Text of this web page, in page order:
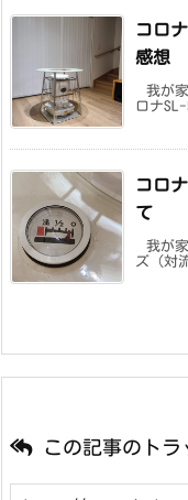
コロ
感想
我が
ロナ
コロ
て
我が
ズ（対
この記事のトラ